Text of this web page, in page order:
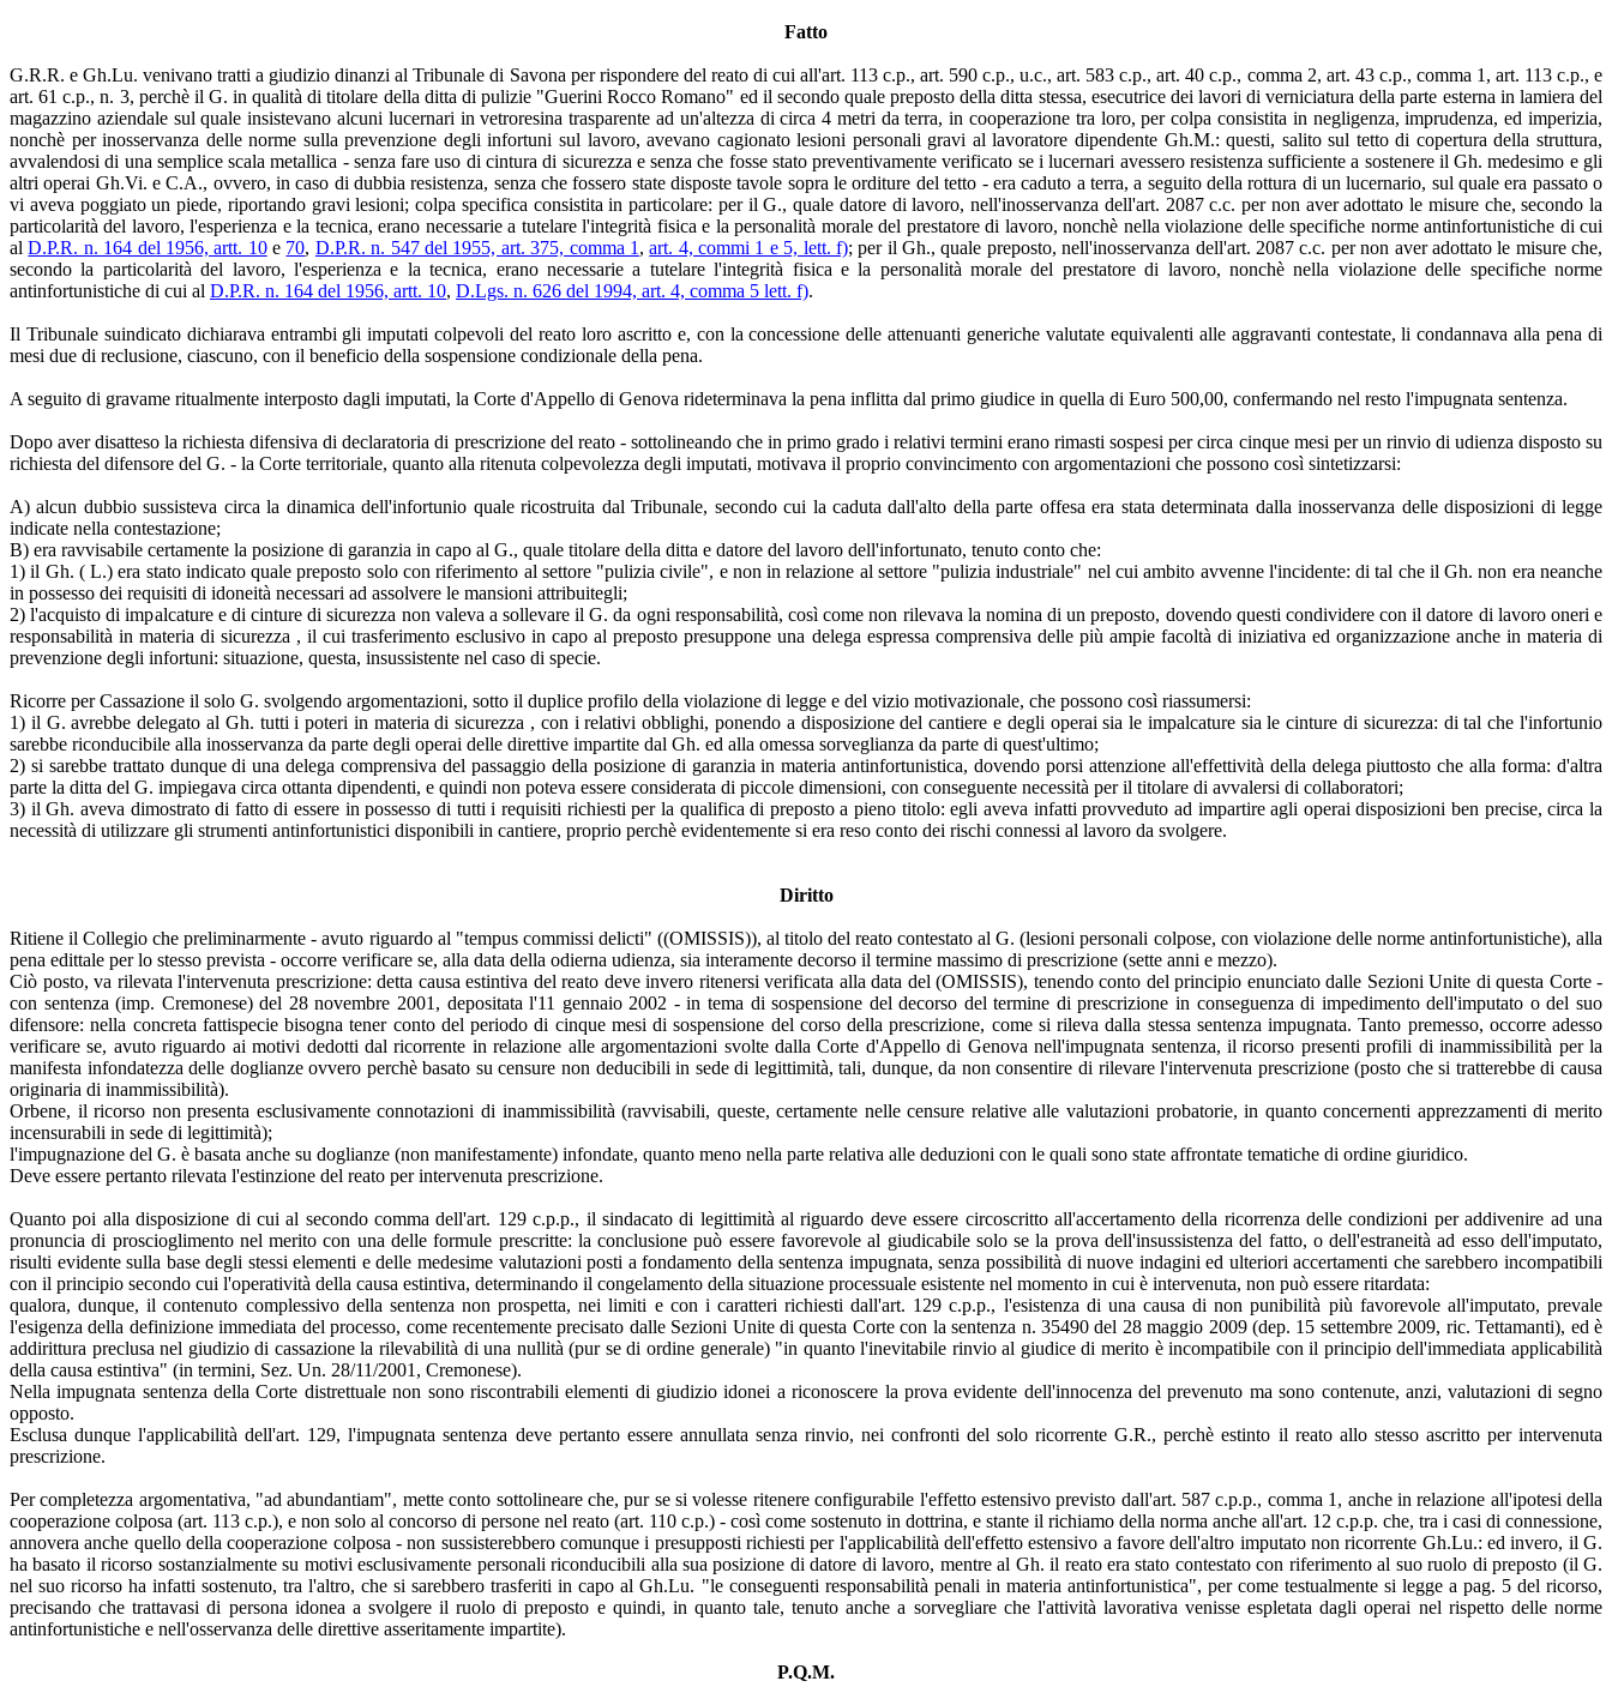
Fatto
G.R.R. e Gh.Lu. venivano tratti a giudizio dinanzi al Tribunale di Savona per rispondere del reato di cui all'art. 113 c.p., art. 590 c.p., u.c., art. 583 c.p., art. 40 c.p., comma 2, art. 43 c.p., comma 1, art. 113 c.p., e
art. 61 c.p., n. 3, perchè il G. in qualità di titolare della ditta di pulizie "Guerini Rocco Romano" ed il secondo quale preposto della ditta stessa, esecutrice dei lavori di verniciatura della parte esterna in lamiera del
magazzino aziendale sul quale insistevano alcuni lucernari in vetroresina trasparente ad un'altezza di circa 4 metri da terra, in cooperazione tra loro, per colpa consistita in negligenza, imprudenza, ed imperizia,
nonchè per inosservanza delle norme sulla prevenzione degli infortuni sul lavoro, avevano cagionato lesioni personali gravi al lavoratore dipendente Gh.M.: questi, salito sul tetto di copertura della struttura,
avvalendosi di una semplice scala metallica - senza fare uso di cintura di sicurezza e senza che fosse stato preventivamente verificato se i lucernari avessero resistenza sufficiente a sostenere il Gh. medesimo e gli
altri operai Gh.Vi. e C.A., ovvero, in caso di dubbia resistenza, senza che fossero state disposte tavole sopra le orditure del tetto - era caduto a terra, a seguito della rottura di un lucernario, sul quale era passato o
vi aveva poggiato un piede, riportando gravi lesioni; colpa specifica consistita in particolare: per il G., quale datore di lavoro, nell'inosservanza dell'art. 2087 c.c. per non aver adottato le misure che, secondo la
particolarità del lavoro, l'esperienza e la tecnica, erano necessarie a tutelare l'integrità fisica e la personalità morale del prestatore di lavoro, nonchè nella violazione delle specifiche norme antinfortunistiche di cui
alD.P.R. n. 164 del 1956, artt. 10e 70, D.P.R. n. 547 del 1955, art. 375, comma 1 ,art. 4, commi 1 e 5, lett. f); per il Gh., quale preposto, nell'inosservanza dell'art. 2087 c.c. per non aver adottato le misure che,
secondo la particolarità del lavoro, l'esperienza e la tecnica, erano necessarie a tutelare l'integrità fisica e la personalità morale del prestatore di lavoro, nonchè nella violazione delle specifiche norme
antinfortunistiche di cui al D.P.R. n. 164 del 1956, artt. 10, D.Lgs. n. 626 del 1994, art. 4, comma 5 lett. f).
Il Tribunale suindicato dichiarava entrambi gli imputati colpevoli del reato loro ascritto e, con la concessione delle attenuanti generiche valutate equivalenti alle aggravanti contestate, li condannava alla pena di
mesi due di reclusione, ciascuno, con il beneficio della sospensione condizionale della pena.
A seguito di gravame ritualmente interposto dagli imputati, la Corte d'Appello di Genova rideterminava la pena inflitta dal primo giudice in quella di Euro 500,00, confermando nel resto l'impugnata sentenza.
Dopo aver disatteso la richiesta difensiva di declaratoria di prescrizione del reato - sottolineando che in primo grado i relativi termini erano rimasti sospesi per circa cinque mesi per un rinvio di udienza disposto su
richiesta del difensore del G. - la Corte territoriale, quanto alla ritenuta colpevolezza degli imputati, motivava il proprio convincimento con argomentazioni che possono così sintetizzarsi:
A) alcun dubbio sussisteva circa la dinamica dell'infortunio quale ricostruita dal Tribunale, secondo cui la caduta dall'alto della parte offesa era stata determinata dalla inosservanza delle disposizioni di legge
indicate nella contestazione;
B) era ravvisabile certamente la posizione di garanzia in capo al G., quale titolare della ditta e datore del lavoro dell'infortunato, tenuto conto che:
1) il Gh. ( L.) era stato indicato quale preposto solo con riferimento al settore "pulizia civile", e non in relazione al settore "pulizia industriale" nel cui ambito avvenne l'incidente: di tal che il Gh. non era neanche
in possesso dei requisiti di idoneità necessari ad assolvere le mansioni attribuitegli;
2) l'acquisto di impalcature e di cinture di sicurezza non valeva a sollevare il G. da ogni responsabilità, così come non rilevava la nomina di un preposto, dovendo questi condividere con il datore di lavoro oneri e
responsabilità in materia di sicurezza , il cui trasferimento esclusivo in capo al preposto presuppone una delega espressa comprensiva delle più ampie facoltà di iniziativa ed organizzazione anche in materia di
prevenzione degli infortuni: situazione, questa, insussistente nel caso di specie.
Ricorre per Cassazione il solo G. svolgendo argomentazioni, sotto il duplice profilo della violazione di legge e del vizio motivazionale, che possono così riassumersi:
1) il G. avrebbe delegato al Gh. tutti i poteri in materia di sicurezza , con i relativi obblighi, ponendo a disposizione del cantiere e degli operai sia le impalcature sia le cinture di sicurezza: di tal che l'infortunio
sarebbe riconducibile alla inosservanza da parte degli operai delle direttive impartite dal Gh. ed alla omessa sorveglianza da parte di quest'ultimo;
2) si sarebbe trattato dunque di una delega comprensiva del passaggio della posizione di garanzia in materia antinfortunistica, dovendo porsi attenzione all'effettività della delega piuttosto che alla forma: d'altra
parte la ditta del G. impiegava circa ottanta dipendenti, e quindi non poteva essere considerata di piccole dimensioni, con conseguente necessità per il titolare di avvalersi di collaboratori;
3) il Gh. aveva dimostrato di fatto di essere in possesso di tutti i requisiti richiesti per la qualifica di preposto a pieno titolo: egli aveva infatti provveduto ad impartire agli operai disposizioni ben precise, circa la
necessità di utilizzare gli strumenti antinfortunistici disponibili in cantiere, proprio perchè evidentemente si era reso conto dei rischi connessi al lavoro da svolgere.
Diritto
Ritiene il Collegio che preliminarmente - avuto riguardo al "tempus commissi delicti" ((OMISSIS)), al titolo del reato contestato al G. (lesioni personali colpose, con violazione delle norme antinfortunistiche), alla
pena edittale per lo stesso prevista - occorre verificare se, alla data della odierna udienza, sia interamente decorso il termine massimo di prescrizione (sette anni e mezzo).
Ciò posto, va rilevata l'intervenuta prescrizione: detta causa estintiva del reato deve invero ritenersi verificata alla data del (OMISSIS), tenendo conto del principio enunciato dalle Sezioni Unite di questa Corte -
con sentenza (imp. Cremonese) del 28 novembre 2001, depositata l'11 gennaio 2002 - in tema di sospensione del decorso del termine di prescrizione in conseguenza di impedimento dell'imputato o del suo
difensore: nella concreta fattispecie bisogna tener conto del periodo di cinque mesi di sospensione del corso della prescrizione, come si rileva dalla stessa sentenza impugnata. Tanto premesso, occorre adesso
verificare se, avuto riguardo ai motivi dedotti dal ricorrente in relazione alle argomentazioni svolte dalla Corte d'Appello di Genova nell'impugnata sentenza, il ricorso presenti profili di inammissibilità per la
manifesta infondatezza delle doglianze ovvero perchè basato su censure non deducibili in sede di legittimità, tali, dunque, da non consentire di rilevare l'intervenuta prescrizione (posto che si tratterebbe di causa
originaria di inammissibilità).
Orbene, il ricorso non presenta esclusivamente connotazioni di inammissibilità (ravvisabili, queste, certamente nelle censure relative alle valutazioni probatorie, in quanto concernenti apprezzamenti di merito
incensurabili in sede di legittimità);
l'impugnazione del G. è basata anche su doglianze (non manifestamente) infondate, quanto meno nella parte relativa alle deduzioni con le quali sono state affrontate tematiche di ordine giuridico.
Deve essere pertanto rilevata l'estinzione del reato per intervenuta prescrizione.
Quanto poi alla disposizione di cui al secondo comma dell'art. 129 c.p.p., il sindacato di legittimità al riguardo deve essere circoscritto all'accertamento della ricorrenza delle condizioni per addivenire ad una
pronuncia di proscioglimento nel merito con una delle formule prescritte: la conclusione può essere favorevole al giudicabile solo se la prova dell'insussistenza del fatto, o dell'estraneità ad esso dell'imputato,
risulti evidente sulla base degli stessi elementi e delle medesime valutazioni posti a fondamento della sentenza impugnata, senza possibilità di nuove indagini ed ulteriori accertamenti che sarebbero incompatibili
con il principio secondo cui l'operatività della causa estintiva, determinando il congelamento della situazione processuale esistente nel momento in cui è intervenuta, non può essere ritardata:
qualora, dunque, il contenuto complessivo della sentenza non prospetta, nei limiti e con i caratteri richiesti dall'art. 129 c.p.p., l'esistenza di una causa di non punibilità più favorevole all'imputato, prevale
l'esigenza della definizione immediata del processo, come recentemente precisato dalle Sezioni Unite di questa Corte con la sentenza n. 35490 del 28 maggio 2009 (dep. 15 settembre 2009, ric. Tettamanti), ed è
addirittura preclusa nel giudizio di cassazione la rilevabilità di una nullità (pur se di ordine generale) "in quanto l'inevitabile rinvio al giudice di merito è incompatibile con il principio dell'immediata applicabilità
della causa estintiva" (in termini, Sez. Un. 28/11/2001, Cremonese).
Nella impugnata sentenza della Corte distrettuale non sono riscontrabili elementi di giudizio idonei a riconoscere la prova evidente dell'innocenza del prevenuto ma sono contenute, anzi, valutazioni di segno
opposto.
Esclusa dunque l'applicabilità dell'art. 129, l'impugnata sentenza deve pertanto essere annullata senza rinvio, nei confronti del solo ricorrente G.R., perchè estinto il reato allo stesso ascritto per intervenuta
prescrizione.
Per completezza argomentativa, "ad abundantiam", mette conto sottolineare che, pur se si volesse ritenere configurabile l'effetto estensivo previsto dall'art. 587 c.p.p., comma 1, anche in relazione all'ipotesi della
cooperazione colposa (art. 113 c.p.), e non solo al concorso di persone nel reato (art. 110 c.p.) - così come sostenuto in dottrina, e stante il richiamo della norma anche all'art. 12 c.p.p. che, tra i casi di connessione,
annovera anche quello della cooperazione colposa - non sussisterebbero comunque i presupposti richiesti per l'applicabilità dell'effetto estensivo a favore dell'altro imputato non ricorrente Gh.Lu.: ed invero, il G.
ha basato il ricorso sostanzialmente su motivi esclusivamente personali riconducibili alla sua posizione di datore di lavoro, mentre al Gh. il reato era stato contestato con riferimento al suo ruolo di preposto (il G.
nel suo ricorso ha infatti sostenuto, tra l'altro, che si sarebbero trasferiti in capo al Gh.Lu. "le conseguenti responsabilità penali in materia antinfortunistica", per come testualmente si legge a pag. 5 del ricorso,
precisando che trattavasi di persona idonea a svolgere il ruolo di preposto e quindi, in quanto tale, tenuto anche a sorvegliare che l'attività lavorativa venisse espletata dagli operai nel rispetto delle norme
antinfortunistiche e nell'osservanza delle direttive asseritamente impartite).
P.Q.M.